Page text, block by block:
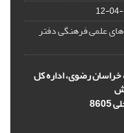
علمی فرهنگی دفتر
خراسان رضوی، اداره کل